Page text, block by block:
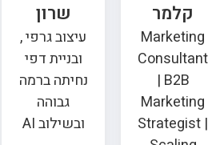
קלמר
Marketing
Consultant
| B2B
Marketing
Strategist |
שרון
עיצוב גרפי ,
ובניית דפי
נחיתה ברמה
גבוהה
ובשילוב AI